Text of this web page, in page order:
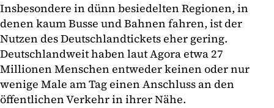
Insbesondere in dünn besiedelten Regionen, in
denen kaum Busse und Bahnen fahren, ist der
Nutzen des Deutschlandtickets eher gering.
Deutschlandweit haben laut Agora etwa 27
Millionen Menschen entweder keinen oder nur
wenige Male am Tag einen Anschluss an den
öffentlichen Verkehr in ihrer Nähe.